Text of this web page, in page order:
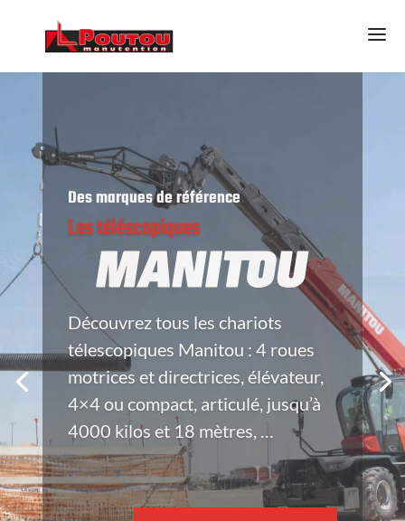
Des marques de référence
Engins de chantier
Découvrez la gamme Kubota,
fabricant japonais, leader mondial
dans la conception, la construction
et la distribution des engins de
chantier. Découvrez la marque et
les produits !